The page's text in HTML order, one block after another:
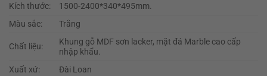
Kích thước:
1500-2400*340*495mm.
Màu sắc:
Trắng
Chất liệu:
Khung gỗ MDF sơn lacker, mặt đá Marble cao cấp
nhập khẩu.
Xuất xứ:
Đài Loan